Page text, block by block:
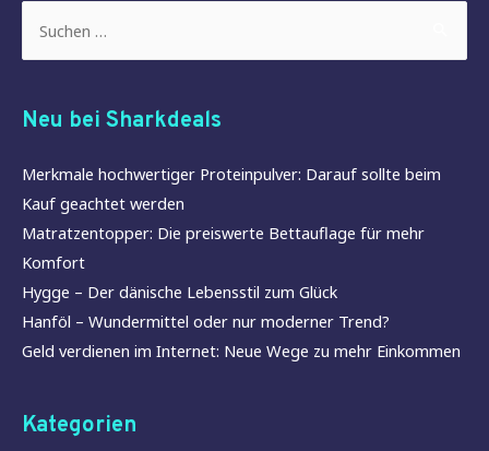
nach:
Neu bei Sharkdeals
Merkmale hochwertiger Proteinpulver: Darauf sollte beim
Kauf geachtet werden
Matratzentopper: Die preiswerte Bettauflage für mehr
Komfort
Hygge – Der dänische Lebensstil zum Glück
Hanföl – Wundermittel oder nur moderner Trend?
Geld verdienen im Internet: Neue Wege zu mehr Einkommen
Kategorien